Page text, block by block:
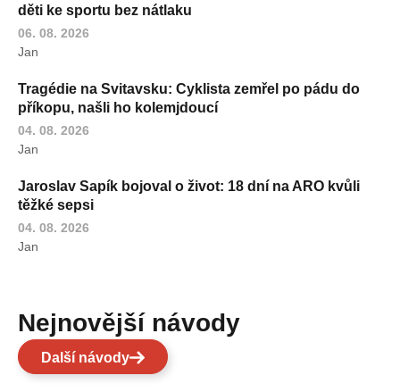
děti ke sportu bez nátlaku
06. 08. 2026
Jan
Tragédie na Svitavsku: Cyklista zemřel po pádu do
příkopu, našli ho kolemjdoucí
04. 08. 2026
Jan
Jaroslav Sapík bojoval o život: 18 dní na ARO kvůli
těžké sepsi
04. 08. 2026
Jan
Nejnovější návody
Další návody